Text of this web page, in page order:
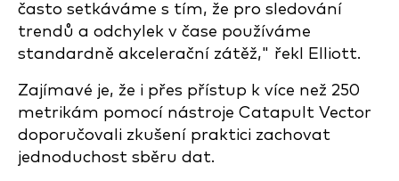
často setkáváme s tím, že pro sledování
trendů a odchylek v čase používáme
standardně akcelerační zátěž," řekl Elliott.
Zajímavé je, že i přes přístup k více než 250
metrikám pomocí nástroje Catapult Vector
doporučovali zkušení praktici zachovat
jednoduchost sběru dat.